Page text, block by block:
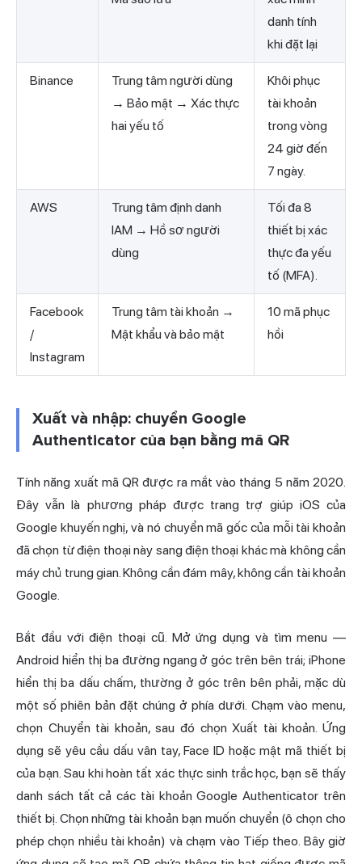
danh tính
khi đặt lại
Binance
Trung tâm người dùng
→ Bảo mật → Xác thực
hai yếu tố
Khôi phục
tài khoản
trong vòng
24 giờ đến
7 ngày.
AWS
Trung tâm định danh
IAM → Hồ sơ người
dùng
Tối đa 8
thiết bị xác
thực đa yếu
tố (MFA).
Facebook
/
Instagram
Trung tâm tài khoản →
Mật khẩu và bảo mật
10 mã phục
hồi
Xuất và nhập: chuyển Google
Authenticator của bạn bằng mã QR
Tính năng xuất mã QR được ra mắt vào tháng 5 năm 2020.
Đây vẫn là phương pháp được trang trợ giúp iOS của
Google khuyến nghị, và nó chuyển mã gốc của mỗi tài khoản
đã chọn từ điện thoại này sang điện thoại khác mà không cần
máy chủ trung gian. Không cần đám mây, không cần tài khoản
Google.
Bắt đầu với điện thoại cũ. Mở ứng dụng và tìm menu —
Android hiển thị ba đường ngang ở góc trên bên trái; iPhone
hiển thị ba dấu chấm, thường ở góc trên bên phải, mặc dù
một số phiên bản đặt chúng ở phía dưới. Chạm vào menu,
chọn Chuyển tài khoản, sau đó chọn Xuất tài khoản. Ứng
dụng sẽ yêu cầu dấu vân tay, Face ID hoặc mật mã thiết bị
của bạn. Sau khi hoàn tất xác thực sinh trắc học, bạn sẽ thấy
danh sách tất cả các tài khoản Google Authenticator trên
thiết bị. Chọn những tài khoản bạn muốn chuyển (ô chọn cho
phép chọn nhiều tài khoản) và chạm vào Tiếp theo. Bây giờ